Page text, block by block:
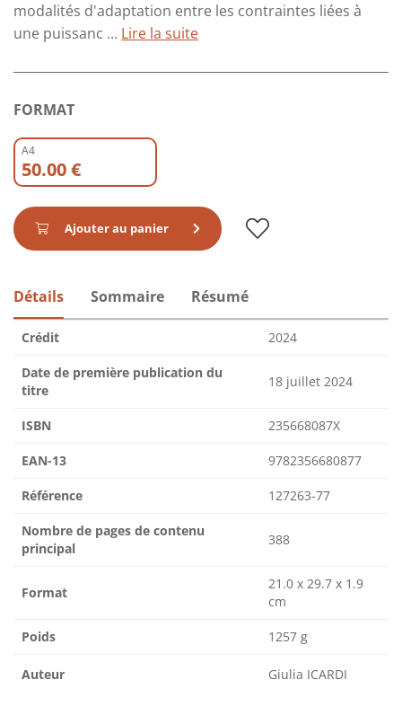
modalités d'adaptation entre les contraintes liées à
une puissanc ... Lire la suite
FORMAT
A4
50.00 €
Ajouter au panier
Détails Sommaire Résumé
Crédit 2024
Date de première publication du
titre
18 juillet 2024
ISBN 235668087X
EAN-13 9782356680877
Référence 127263-77
Nombre de pages de contenu
principal
388
Format
21.0 x 29.7 x 1.9
cm
Poids 1257 g
Auteur Giulia ICARDI